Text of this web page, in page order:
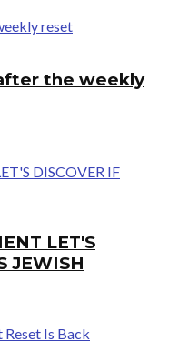
the weekly
LET'S
JEWISH